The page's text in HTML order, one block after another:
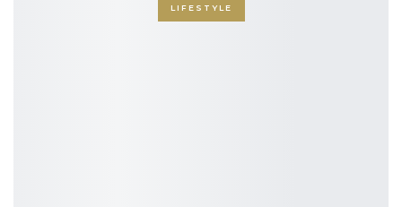
LIFESTYLE